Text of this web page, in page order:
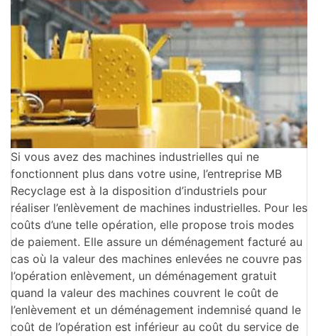
Si vous avez des machines industrielles qui ne
fonctionnent plus dans votre usine, l’entreprise MB
Recyclage est à la disposition d’industriels pour
réaliser l’enlèvement de machines industrielles. Pour les
coûts d’une telle opération, elle propose trois modes
de paiement. Elle assure un déménagement facturé au
cas où la valeur des machines enlevées ne couvre pas
l’opération enlèvement, un déménagement gratuit
quand la valeur des machines couvrent le coût de
l’enlèvement et un déménagement indemnisé quand le
coût de l’opération est inférieur au coût du service de